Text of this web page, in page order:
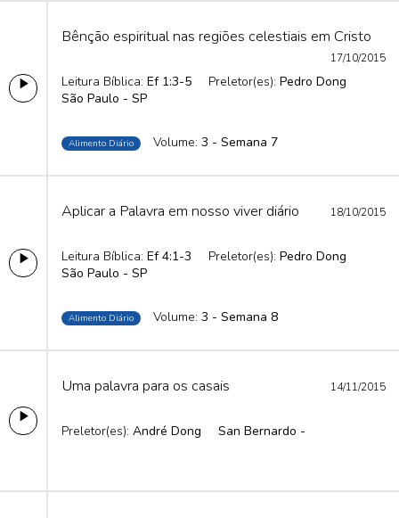
Bênção espiritual nas regiões celestiais em Cristo
17/10/2015
Leitura Bíblica: Ef 1:3-5 Preletor(es): Pedro Dong
São Paulo - SP
Alimento Diário Volume: 3 - Semana 7
Aplicar a Palavra em nosso viver diário 18/10/2015
Leitura Bíblica: Ef 4:1-3 Preletor(es): Pedro Dong
São Paulo - SP
Alimento Diário Volume: 3 - Semana 8
Uma palavra para os casais 14/11/2015
Preletor(es): André Dong San Bernardo -